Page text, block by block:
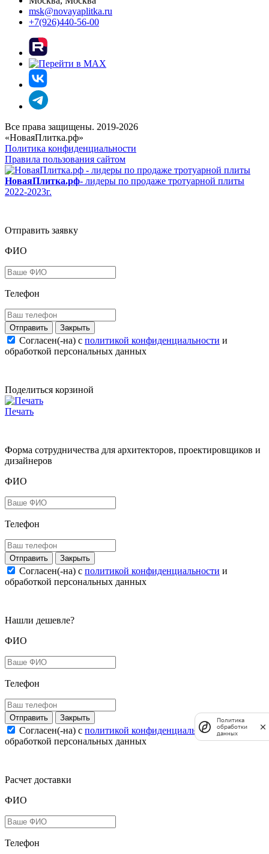
msk@novayaplitka.ru
+7(926)440-56-00
Все права защищены. 2019-2026
«НоваяПлитка.рф»
Политика конфиденциальности
Правила пользования сайтом
НоваяПлитка.рф- лидеры по продаже тротуарной плиты
2022-2023г.
Отправить заявку
ФИО
Телефон
Закрыть
Согласен(-на) c политикой конфиденциальности и
обработкой персональных данных
Поделиться корзиной
Печать
Форма сотрудничества для архитекторов, проектировщиков и
дизайнеров
ФИО
Телефон
Закрыть
Согласен(-на) c политикой конфиденциальности и
обработкой персональных данных
Нашли дешевле?
ФИО
Телефон
Закрыть
Согласен(-на) c политикой конфиденциальностии
обработкой персональных данных
Расчет доставки
ФИО
Телефон
Политика
обработки
данных